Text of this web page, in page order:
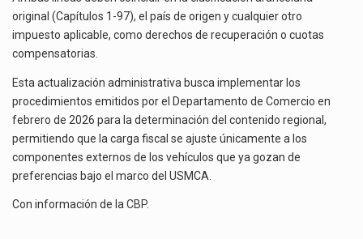
original (Capítulos 1-97), el país de origen y cualquier otro
impuesto aplicable, como derechos de recuperación o cuotas
compensatorias.
Esta actualización administrativa busca implementar los
procedimientos emitidos por el Departamento de Comercio en
febrero de 2026 para la determinación del contenido regional,
permitiendo que la carga fiscal se ajuste únicamente a los
componentes externos de los vehículos que ya gozan de
preferencias bajo el marco del USMCA.
Con información de la CBP.